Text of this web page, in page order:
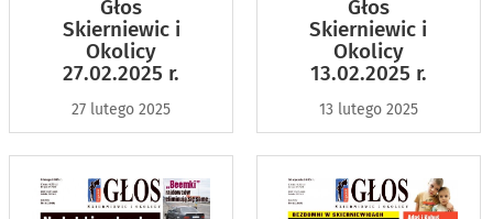
Głos
Skierniewic i
Okolicy
27.02.2025 r.
27 lutego 2025
Głos
Skierniewic i
Okolicy
13.02.2025 r.
13 lutego 2025